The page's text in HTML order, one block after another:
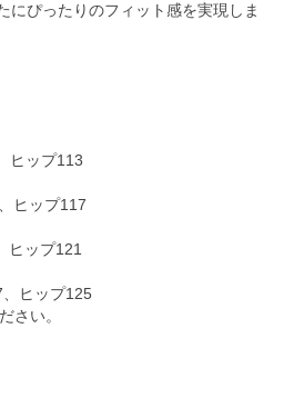
にぴったりのフィット感を実現しま
ヒップ113
ヒップ117
ヒップ121
ヒップ125
さい。